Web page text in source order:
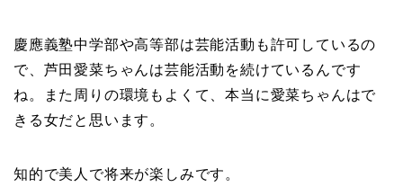
慶應義塾中学部や高等部は芸能活動も許可しているの
で、芦田愛菜ちゃんは芸能活動を続けているんです
ね。また周りの環境もよくて、本当に愛菜ちゃんはで
きる女だと思います。
知的で美人で将来が楽しみです。